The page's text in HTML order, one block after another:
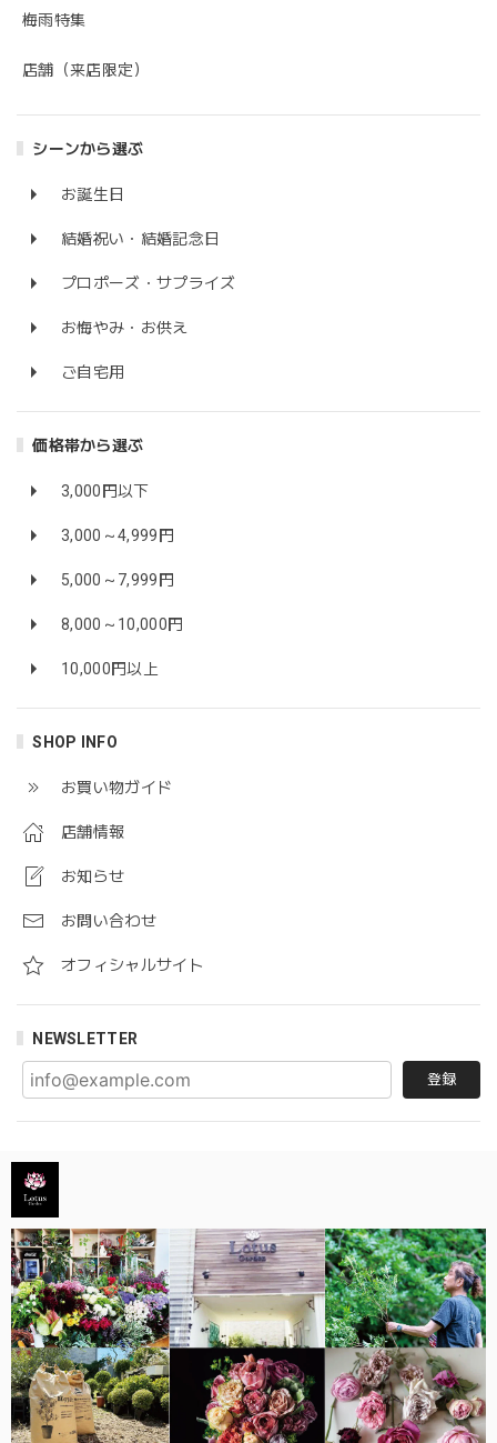
梅雨特集
店舗（来店限定）
シーンから選ぶ
お誕生日
結婚祝い・結婚記念日
プロポーズ・サプライズ
お悔やみ・お供え
ご自宅用
価格帯から選ぶ
3,000円以下
3,000～4,999円
5,000～7,999円
8,000～10,000円
10,000円以上
SHOP INFO
お買い物ガイド
店舗情報
お知らせ
お問い合わせ
オフィシャルサイト
NEWSLETTER
登録